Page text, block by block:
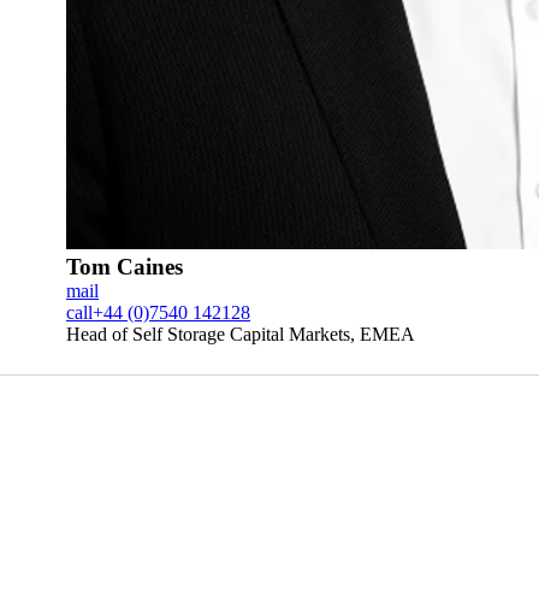
Tom Caines
mail
call+44 (0)7540 142128
Head of Self Storage Capital Markets, EMEA